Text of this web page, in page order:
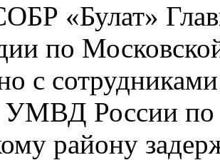
«Булат»
по
с
УМВД России по
району